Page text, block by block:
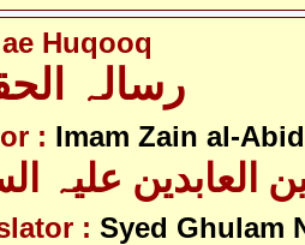
Huqooq
رسالہ
: Imam Zain al-
: Syed Ghulam